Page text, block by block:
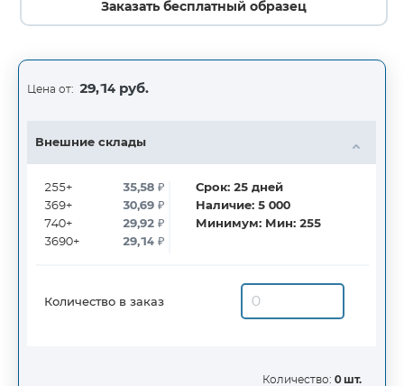
Заказать бесплатный образец
Цена от: 29,14 руб.
Внешние склады
255+
369+
740+
3690+
35,58₽
30,69₽
29,92₽
29,14₽
Срок:25дней
Наличие:5 000
Минимум: Мин: 255
Количество в заказ
Количество: 0 шт.